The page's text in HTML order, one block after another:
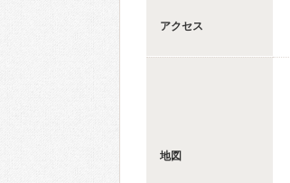
アクセス
地図